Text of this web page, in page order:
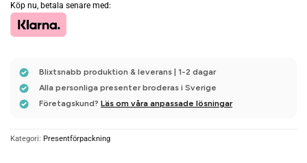
Köp nu, betala senare med:
Blixtsnabb produktion & leverans | 1-2 dagar
Alla personliga presenter broderas i Sverige
Företagskund?Läs om våra anpassade lösningar
Kategori: Presentförpackning